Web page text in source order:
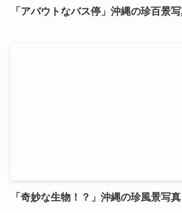
「アバウトなバス停」沖縄の珍百景
「奇妙な生物！？」沖縄の珍風景写真